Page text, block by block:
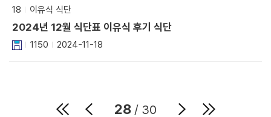
18 이유식 식단
2024년 12월 식단표 이유식 후기 식단
1150 2024-11-18
28 / 30